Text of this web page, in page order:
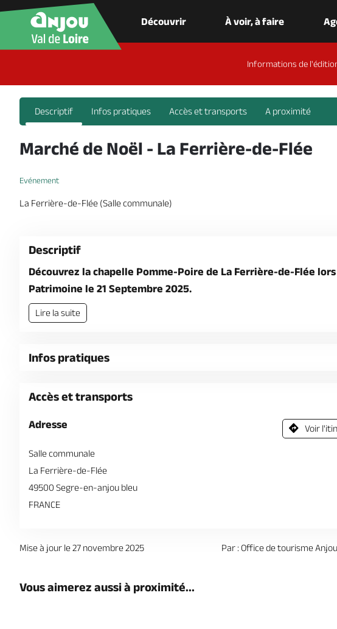
Découvrir À voir, à faire
Informations de
Descriptif Infos pratiques Accès et transports A proximité
Marché de Noël - La Ferrière-de-Flée
Evénement
La Ferrière-de-Flée (Salle communale)
Descriptif
Découvrez la chapelle Pomme-Poire de La Ferrière-de-Flée
Patrimoine le 21 Septembre 2025.
Lire la suite
Infos pratiques
Accès et transports
Adresse
Salle communale
La Ferrière-de-Flée
49500 Segre-en-anjou bleu
FRANCE
Voir
Mise à jour le 27 novembre 2025 Par : Office de tourisme
Vous aimerez aussi à proximité...